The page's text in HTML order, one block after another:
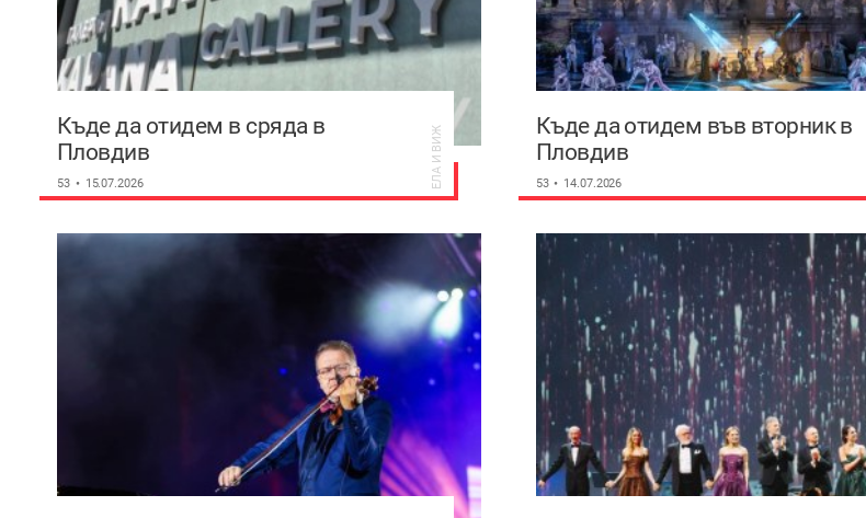
Къде да отидем в сряда в
Пловдив
53 15.07.2026 ЕЛА И ВИЖ
Къде да отидем във вторник в
Пловдив
53 14.07.2026